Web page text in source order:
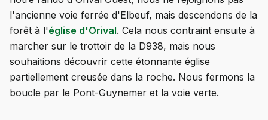
l'ancienne voie ferrée d'Elbeuf, mais descendons de la
forêt à l'église d'Orival. Cela nous contraint ensuite à
marcher sur le trottoir de la D938, mais nous
souhaitions découvrir cette étonnante église
partiellement creusée dans la roche. Nous fermons la
boucle par le Pont-Guynemer et la voie verte.